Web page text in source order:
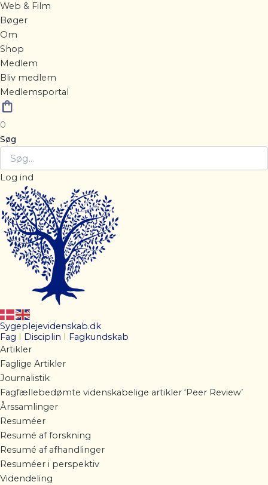
Web & Film
Bøger
Om
Shop
Medlem
Bliv medlem
Medlemsportal
0
Søg
Log ind
Sygeplejevidenskab.dk
Fag
Disciplin
Fagkundskab
Artikler
Faglige Artikler
Journalistik
Fagfællebedømte videnskabelige artikler ‘Peer Review’
Årssamlinger
Resuméer
Resumé af forskning
Resumé af afhandlinger
Resuméer i perspektiv
Videndeling